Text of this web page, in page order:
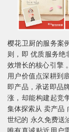
樱花卫厨的服务案
则，即 优质服务绝
效增长的核心引擎
用户价值点深耕到
即产品，承诺即品
涨，却能构建起竞
集体探索从 卖产品
世纪的 永久免费送